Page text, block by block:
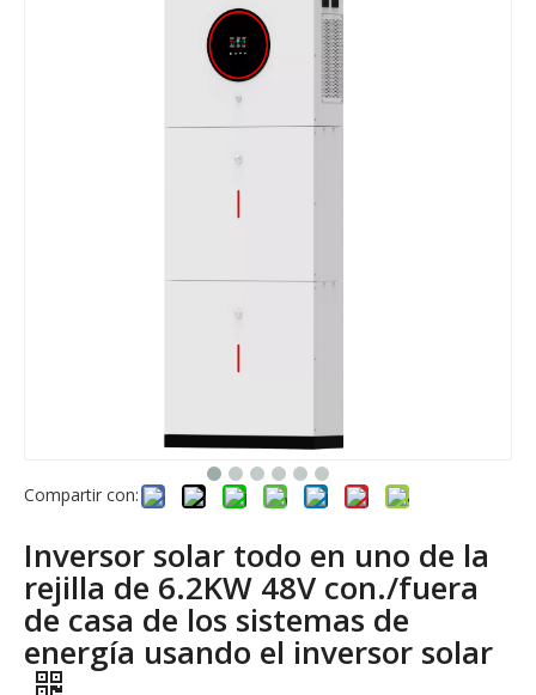
Compartir con:
Inversor solar todo en uno de la
rejilla de 6.2KW 48V con./fuera
de casa de los sistemas de
energía usando el inversor solar